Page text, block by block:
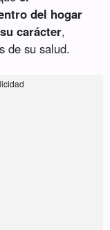
del hogar
carácter,
de su salud.